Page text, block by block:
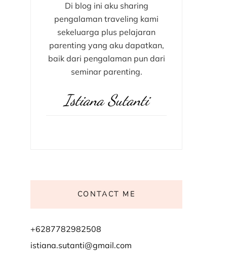
Di blog ini aku sharing
pengalaman traveling kami
sekeluarga plus pelajaran
parenting yang aku dapatkan,
baik dari pengalaman pun dari
seminar parenting.
Istiana Sutanti
CONTACT ME
+6287782982508
istiana.sutanti@gmail.com